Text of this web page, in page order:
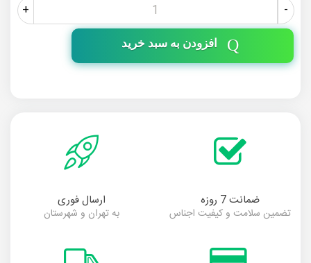
-
+
افزودن به سبد خرید
ضمانت 7 روزه
تضمین سلامت و کیفیت اجناس
ارسال فوری
به تهران و شهرستان